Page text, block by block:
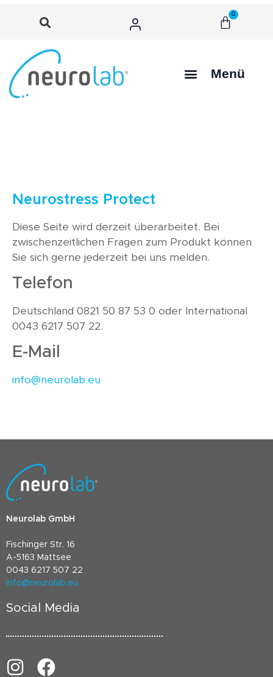
0
Menü
Neurostress Protect
Diese Seite wird derzeit überarbeitet. Bei
zwischenzeitlichen Fragen zum Produkt können
Sie sich gerne jederzeit bei uns melden.
Telefon
Deutschland 0821 50 87 53 0 oder International
0043 6217 507 22.
E-Mail
info@neurolab.eu
Neurolab GmbH
Fischinger Str. 16
A-5163 Mattsee
0043 6217 507 22
info@neurolab.eu
Social Media